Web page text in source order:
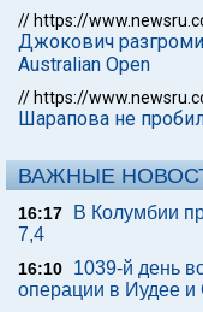
// https://
Джокович
Australian Open
// https://
Шарапова не
ВАЖНЫЕ
16:17
В Колумбии
7,4
16:10
1039-й день
операции в Иудее